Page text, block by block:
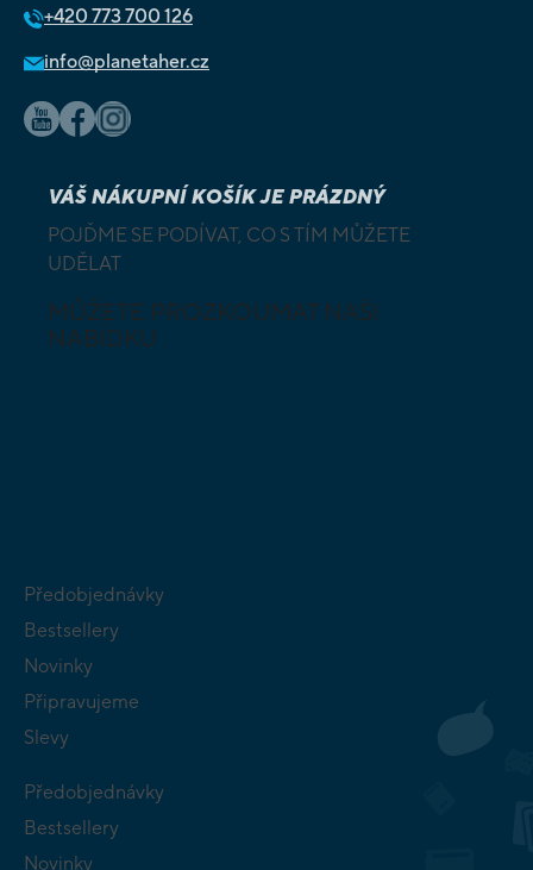
+420 773 700 126
info@planetaher.cz
VÁŠ NÁKUPNÍ KOŠÍK JE PRÁZDNÝ
POJĎME SE PODÍVAT, CO S TÍM MŮŽETE
UDĚLAT
MŮŽETE PROZKOUMAT NAŠI
NABÍDKU
Předobjednávky
Bestsellery
Novinky
Připravujeme
Slevy
Předobjednávky
Bestsellery
Novinky